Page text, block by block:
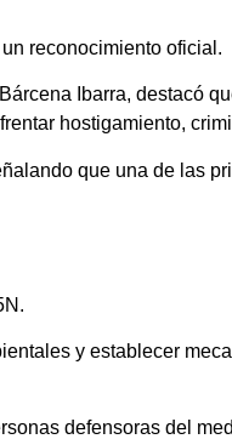
reconocimiento oficial.
Ibarra, destacó
hostigamiento,
que una de las
y establecer
defensoras del